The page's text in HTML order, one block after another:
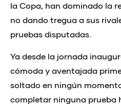
la Copa, han dominado la
no dando tregua a sus
pruebas disputadas.
Ya desde la jornada
cómoda y aventajada
soltado en ningún
completar ninguna prueba